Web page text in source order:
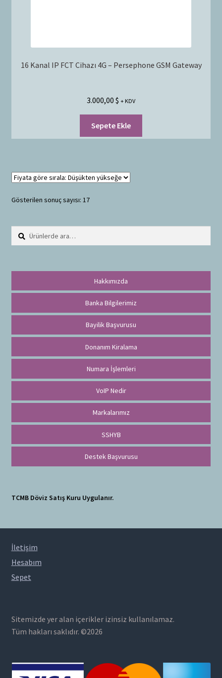
16 Kanal IP FCT Cihazı 4G – Persephone GSM Gateway
3.000,00 $ + KDV
Sepete Ekle
Gösterilen sonuç sayısı: 17
Ara:
Hakkımızda
Banka Bilgilerimiz
Bayilik Başvurusu
Donanım Kiralama
Numara İşlemleri
VoIP Nedir
Markalarımız
SSHYB
Destek Başvurusu
TCMB Döviz Satış Kuru Uygulanır.
İletişim
Hesabım
Sepet
Sitemizde yer alan içerikler izinsiz kullanılamaz.
Tüm hakları saklıdır. ©2026